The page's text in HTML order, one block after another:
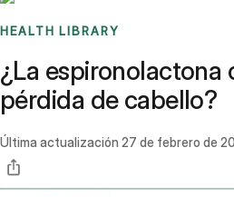
HEALTH LIBRARY
¿La espironolactona
pérdida de cabello?
Última actualización 27 de febrero de